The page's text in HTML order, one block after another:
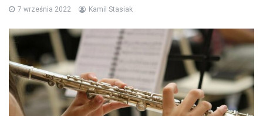
7 września 2022 Kamil Stasiak